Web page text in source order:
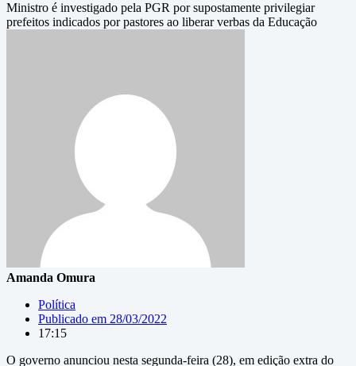
Ministro é investigado pela PGR por supostamente privilegiar
prefeitos indicados por pastores ao liberar verbas da Educação
Amanda Omura
Política
Publicado em 28/03/2022
17:15
O governo anunciou nesta segunda-feira (28), em edição extra do